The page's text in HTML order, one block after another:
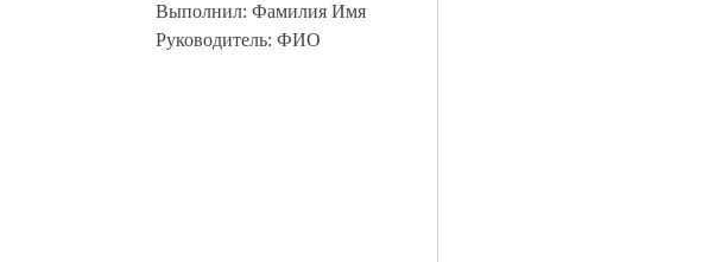
Выполнил: Фамилия Имя
Руководитель: ФИО